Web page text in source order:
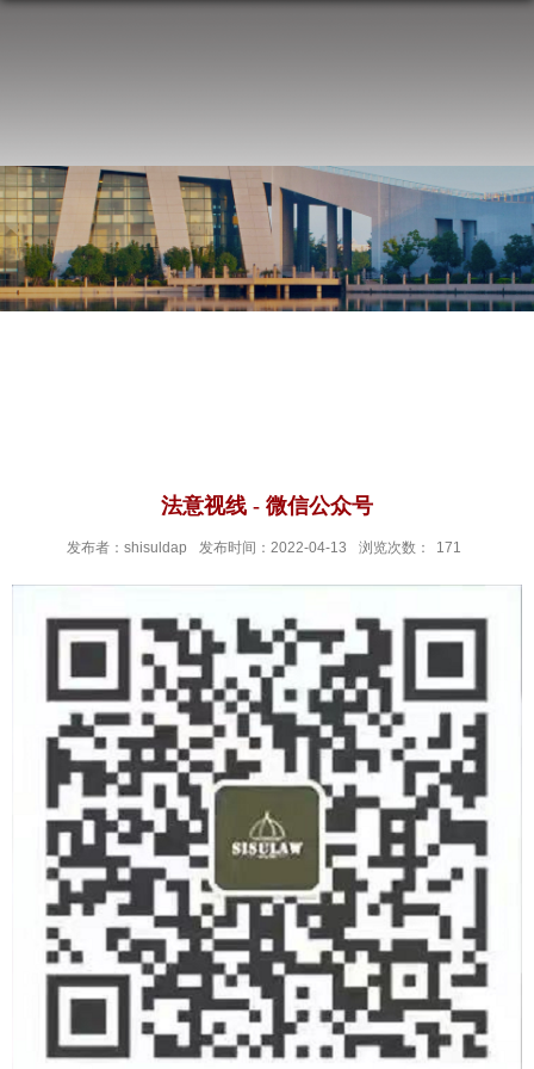
法意视线 - 微信公众号
发布者：shisuldap 发布时间：2022-04-13 浏览次数： 171